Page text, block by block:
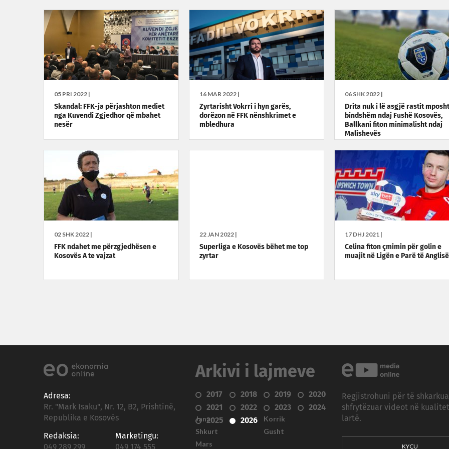
05 PRI 2022 |
Skandal: FFK-ja përjashton mediet
nga Kuvendi Zgjedhor që mbahet
nesër
16 MAR 2022 |
Zyrtarisht Vokrri i hyn garës,
dorëzon në FFK nënshkrimet e
mbledhura
06 SHK 2022 |
Drita nuk i lë asgjë rastit mposht
bindshëm ndaj Fushë Kosovës,
Ballkani fiton minimalisht ndaj
Malishevës
02 SHK 2022 |
FFK ndahet me përzgjedhësen e
Kosovës A te vajzat
22 JAN 2022 |
Superliga e Kosovës bëhet me top
zyrtar
17 DHJ 2021 |
Celina fiton çmimin për golin e
muajit në Ligën e Parë të Anglisë
Adresa:
Rr. "Mark Isaku", Nr. 12, B2, Prishtinë,
Republika e Kosovës
Redaksia:
049 289 299
Marketingu:
049 174 555
Arkivi i lajmeve
2017 2018 2019
2020
2021
2022 2023
2024
2025
2026
Janar
Shkurt
Mars
Korrik
Gusht
Regjistrohuni për të
shfrytëzuar videot në
lartë.
KYÇU